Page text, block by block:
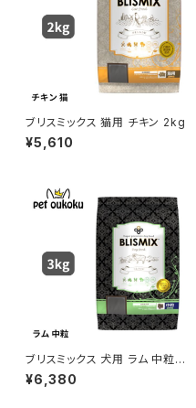
ブリスミックス 猫用 チキン 2kg
¥5,610
ブリスミックス 犬用 ラム 中粒 3
kg
¥6,380